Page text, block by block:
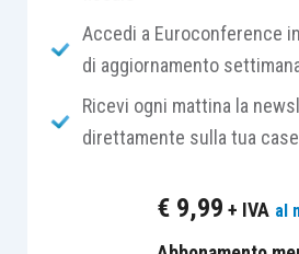
dell’Agenzia stessa, in
registri di
25, D.P.R. 633/1972
le bozze delle
le bozze della
Accedi a Euroconference
di aggiornamento
Ricevi ogni mattina la
direttamente sulla tua
€ 9,99 + IVA al